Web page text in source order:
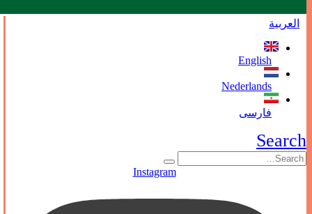
العربية
English
Nederlands
فارسی
Search
Instagram